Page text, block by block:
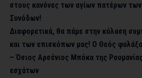
στους κανόνες των αγίων πατέρων των
Συνόδων!
Διαφορετικά, θα πάμε στην κόλαση
και των επισκόπων μας! Ο Θεός
– Όσιος Αρσένιος Μπόκα της
εσχάτων